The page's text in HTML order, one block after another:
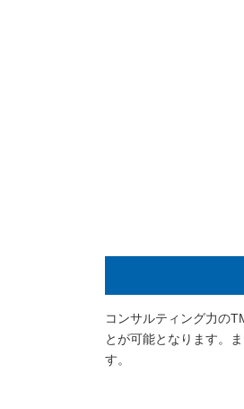
コンサルティング力の
とが可能となります。
す。